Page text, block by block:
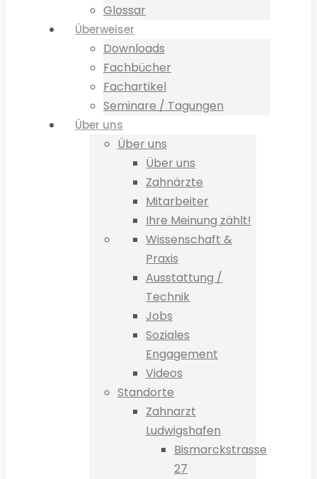
Glossar
Überweiser
Downloads
Fachbücher
Fachartikel
Seminare / Tagungen
Über uns
Über uns
Über uns
Zahnärzte
Mitarbeiter
Ihre Meinung zählt!
Wissenschaft &
Praxis
Ausstattung /
Technik
Jobs
Soziales
Engagement
Videos
Standorte
Zahnarzt
Ludwigshafen
Bismarckstrasse
27